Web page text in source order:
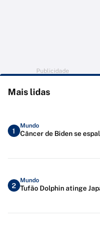
Publicidade
Mais lidas
1
Mundo
Câncer de Biden se
2
Mundo
Tufão Dolphin atinge